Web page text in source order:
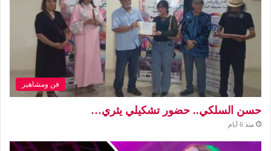
فن ومشاهير
حسن السلكي.. حضور تشكيلي يثري…
منذ 6 أيام